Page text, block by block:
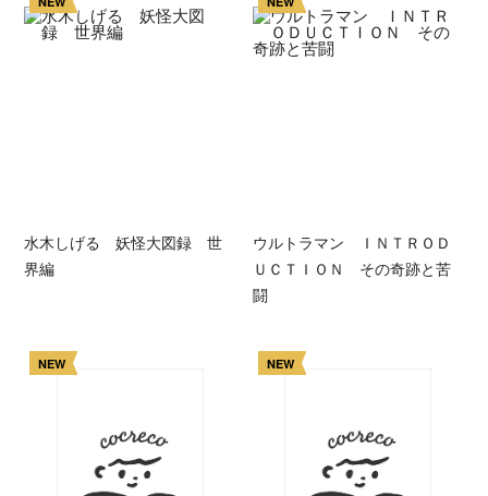
水木しげる 妖怪大図録 世
界編
ウルトラマン ＩＮＴＲＯＤ
ＵＣＴＩＯＮ その奇跡と苦
闘
NEW NEW